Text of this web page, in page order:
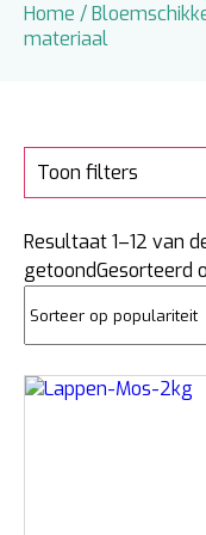
Home /
materiaal
Toon filters
Resultaat 1–12 van
getoondGesorteerd